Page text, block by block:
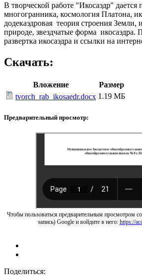
В творческой работе "Икосаэдр" дается
многогранника, космология Платона,
додекаэдровая теория строения Земли,
природе, звездчатые форма икосаэдра.
развертка икосаэдра и ссылки на
Скачать:
Вложение
Размер
tvorch_rab_ikosaedr.docx 1.19 МБ
Предварительный просмотр:
Чтобы пользоваться предварительным просмотром
запись) Google и войдите в него: https://
Поделиться: